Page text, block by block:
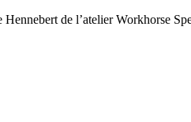
de l’atelier Workhorse